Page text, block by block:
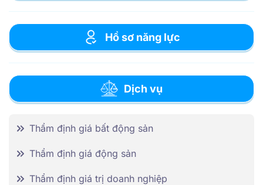
Hồ sơ năng lực
Dịch vụ
Thẩm định giá bất động sản
Thẩm định giá động sản
Thẩm định giá trị doanh nghiệp